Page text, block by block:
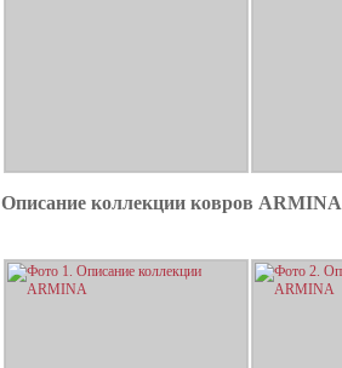
Описание коллекции ковров ARMINA